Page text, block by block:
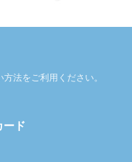
法をご利用ください。
ード